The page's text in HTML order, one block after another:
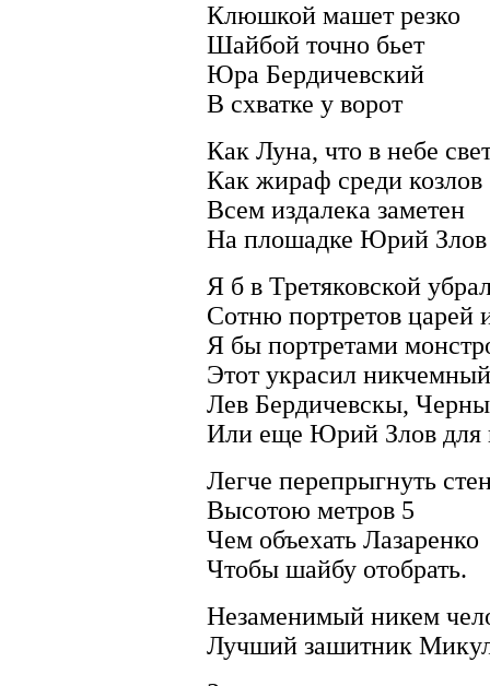
Клюшкой машет резко
Шайбой точно бьет
Юра Бердичевский
В схватке у ворот
Как Луна, что в небе
Как жираф среди козлов
Всем издалека заметен
На плошадке Юрий Злов
Я б в Третяковской
Сотню портретов царей
Я бы портретами
Этот украсил
Лев Бердичевскы,
Или еще Юрий Злов для
Легче перепрыгнуть
Высотою метров 5
Чем объехать Лазаренко
Чтобы шайбу отобрать.
Незаменимый никем
Лучший зашитник